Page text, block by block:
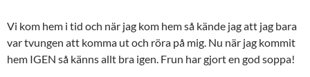
Vi kom hem i tid och när jag kom hem så kände jag att jag bara
var tvungen att komma ut och röra på mig. Nu när jag kommit
hem IGEN så känns allt bra igen. Frun har gjort en god soppa!